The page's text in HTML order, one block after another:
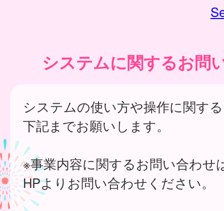
システムに関するお問
システムの使い方や操作に関す
下記までお願いします。
※事業内容に関するお問い合わせ
HPよりお問い合わせください。